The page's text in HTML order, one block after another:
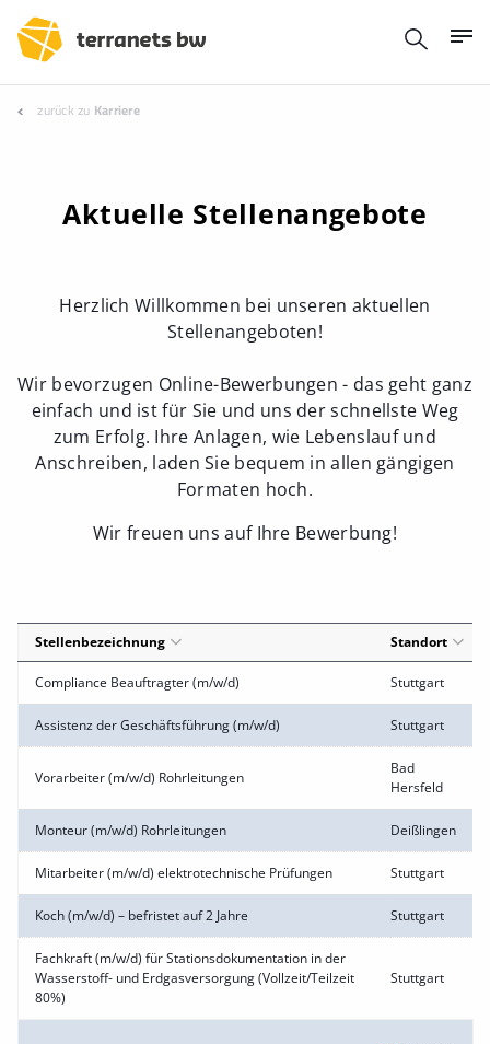
zurück zu Karriere
Aktuelle Stellenangebote
Herzlich Willkommen bei unseren aktuellen
Stellenangeboten!
Wir bevorzugen Online-Bewerbungen - das geht ganz
einfach und ist für Sie und uns der schnellste Weg
zum Erfolg. Ihre Anlagen, wie Lebenslauf und
Anschreiben, laden Sie bequem in allen gängigen
Formaten hoch.
Wir freuen uns auf Ihre Bewerbung!
Stellenbezeichnung Standort
Compliance Beauftragter (m/w/d) Stuttgart
Assistenz der Geschäftsführung (m/w/d) Stuttgart
Vorarbeiter (m/w/d) Rohrleitungen
Bad
Hersfeld
Monteur (m/w/d) Rohrleitungen Deißlingen
Mitarbeiter (m/w/d) elektrotechnische Prüfungen Stuttgart
Koch (m/w/d) – befristet auf 2 Jahre Stuttgart
Fachkraft (m/w/d) für Stationsdokumentation in der
Wasserstoff- und Erdgasversorgung (Vollzeit/Teilzeit
80%)
Stuttgart